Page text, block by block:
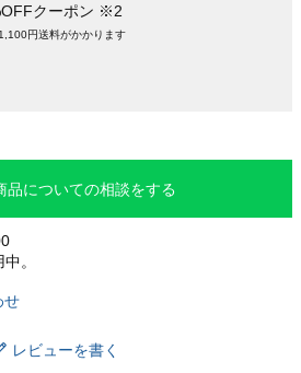
クーポン ※2
円送料がかかります
品についての相談をする
。
せ
レビューを書く